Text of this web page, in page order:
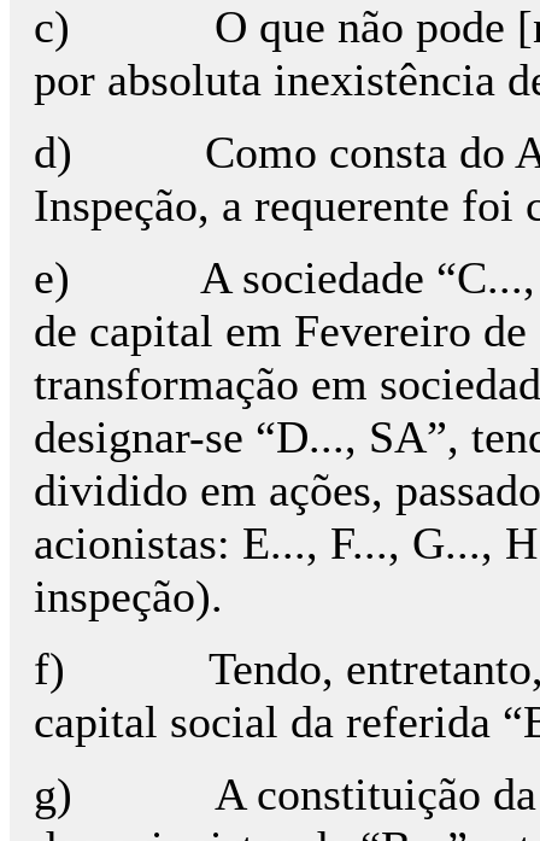
c) O que não pode [na
por absoluta inexistência
d) Como consta do
Inspeção, a requerente
e) A sociedade “C...,
de capital em Fevereiro
transformação em
designar-se “D..., SA”,
dividido em ações,
acionistas: E..., F..., G...,
inspeção).
f) Tendo, entretanto, a
capital social da referida
g) A constituição da